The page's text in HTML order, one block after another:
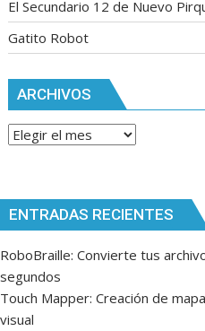
El Secundario 12 de Nuevo
Gatito Robot
ARCHIVOS
Archivos
ENTRADAS RECIENTES
RoboBraille: Convierte tus
segundos
Touch Mapper: Creación de
visual